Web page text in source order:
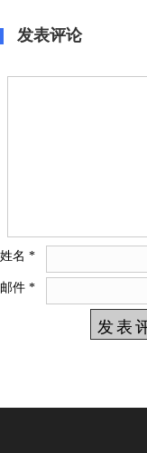
发表评论
姓名 *
邮件 *